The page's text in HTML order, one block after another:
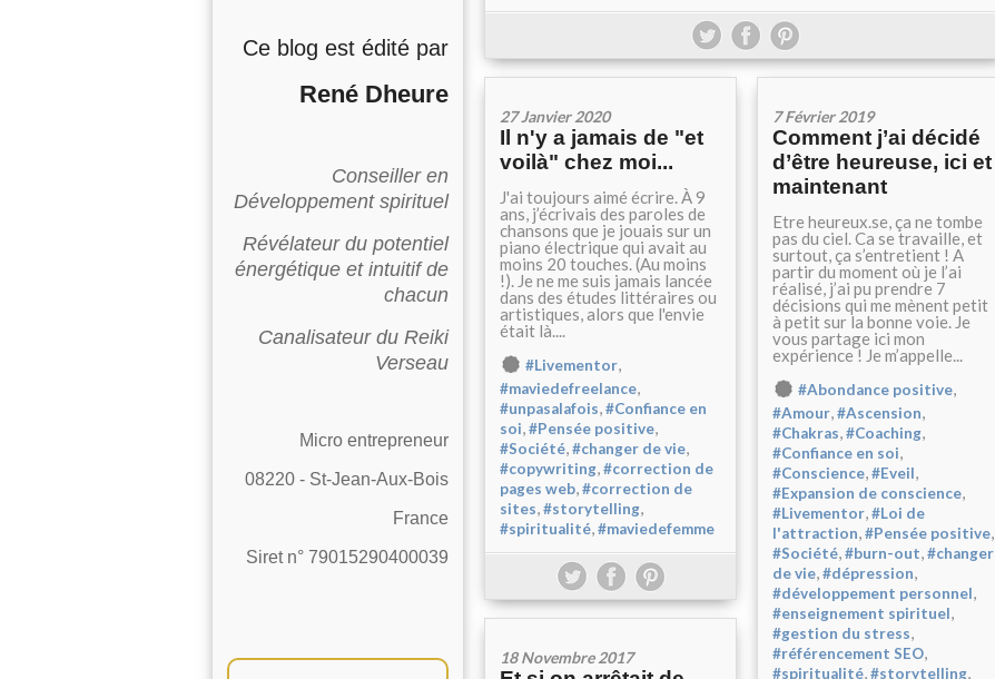
Ce blog est édité par
René Dheure
Conseiller en
Développement spirituel
Révélateur du potentiel
énergétique et intuitif de
chacun
Canalisateur du Reiki
Verseau
Micro entrepreneur
08220 - St-Jean-Aux-Bois
France
Siret n° 79015290400039
27 Janvier 2020
Il n'y a jamais de "et
voilà"​ chez moi...
J'ai toujours aimé écrire. À 9
ans, j’écrivais des paroles de
chansons que je jouais sur un
piano électrique qui avait au
moins 20 touches. (Au moins
!). Je ne me suis jamais lancée
dans des études littéraires ou
artistiques, alors que l'envie
était là....
#Livementor,
#maviedefreelance,
#unpasalafois,#Confiance en
soi,#Pensée positive,
#Société,#changer de vie,
#copywriting,#correction de
pages web,#correction de
sites,#storytelling,
#spiritualité,#maviedefemme
7 Février 2019
Comment j’ai décidé
d’être heureuse, ici et
maintenant
Etre heureux.se, ça ne tombe
pas du ciel. Ca se travaille, et
surtout, ça s’entretient ! A
partir du moment où je l’ai
réalisé, j’ai pu prendre 7
décisions qui me mènent petit
à petit sur la bonne voie. Je
vous partage ici mon
expérience ! Je m’appelle...
#Abondance positive,
#Amour,#Ascension,
#Chakras,#Coaching,
#Confiance en soi,
#Conscience,#Eveil,
#Expansion de conscience,
#Livementor,#Loi de
l'attraction,#Pensée positive,
#Société,#burn-out,#changer
de vie,#dépression,
#développement personnel,
#enseignement spirituel,
#gestion du stress,
#référencement SEO,
#spiritualité,#storytelling,
18 Novembre 2017